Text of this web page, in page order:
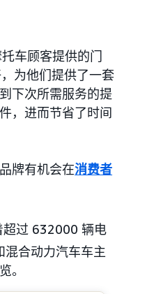
车顾客提供的门
为他们提供了一套
下次所需服务的提
，进而节省了时间
牌有机会在消费者
超过 632000 辆电
混合动力汽车车主
。